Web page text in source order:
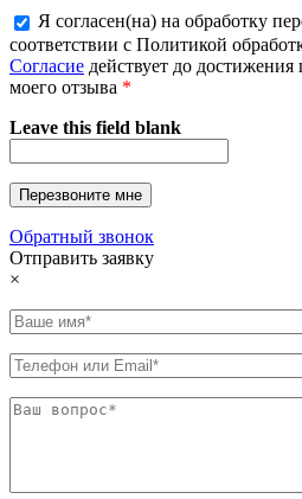
Я согласен(на) на обработку
соответствии с Политикой
Согласие действует до
моего отзыва *
Leave this field blank
Обратный звонок
Отправить заявку
×